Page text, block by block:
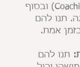
לכיסא ליד (Coaching) ובסוף
תנו להם
אמת.
תנו להם